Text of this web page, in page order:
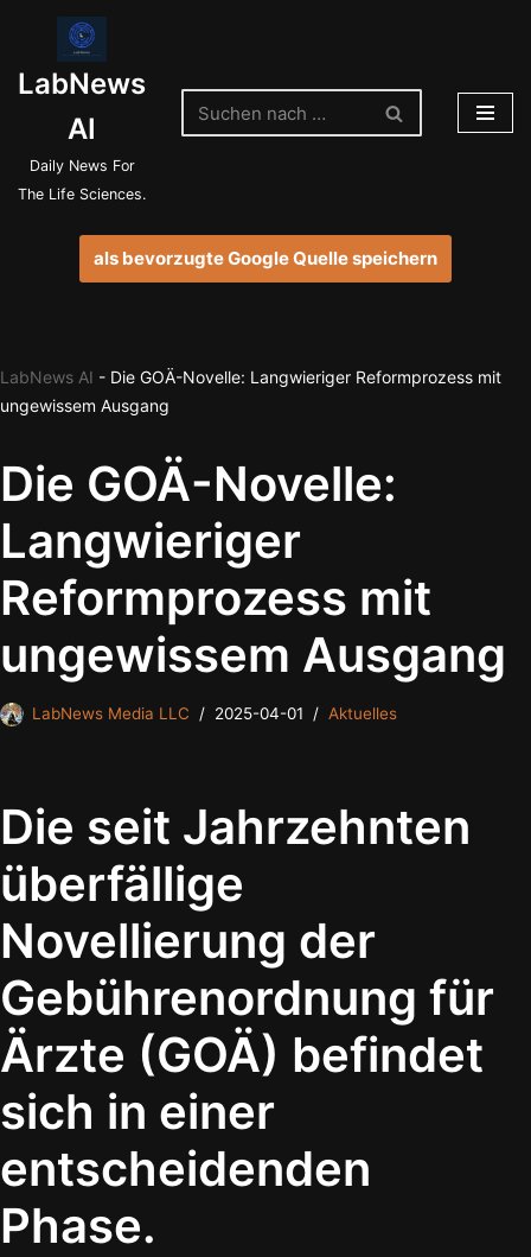
Inhalt
springen
LabNews
AI
Daily News For
The Life Sciences.
als bevorzugte Google Quelle speichern
LabNews AI - Die GOÄ-Novelle: Langwieriger Reformprozess mit
ungewissem Ausgang
Die GOÄ-Novelle:
Langwieriger
Reformprozess mit
ungewissem Ausgang
LabNews Media LLC 2025-04-01 Aktuelles
Die seit Jahrzehnten
überfällige
Novellierung der
Gebührenordnung für
Ärzte (GOÄ) befindet
sich in einer
entscheidenden
Phase.